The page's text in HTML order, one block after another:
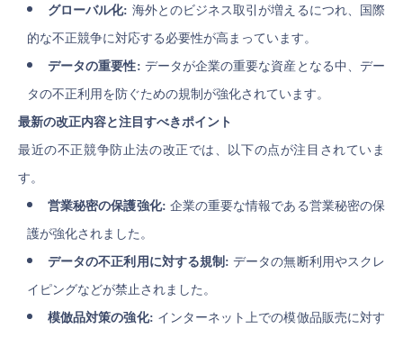
グローバル化: 海外とのビジネス取引が増えるにつれ、国際
的な不正競争に対応する必要性が高まっています。
データの重要性: データが企業の重要な資産となる中、デー
タの不正利用を防ぐための規制が強化されています。
最新の改正内容と注目すべきポイント
最近の不正競争防止法の改正では、以下の点が注目されていま
す。
営業秘密の保護強化: 企業の重要な情報である営業秘密の保
護が強化されました。
データの不正利用に対する規制: データの無断利用やスクレ
イピングなどが禁止されました。
模倣品対策の強化: インターネット上での模倣品販売に対す